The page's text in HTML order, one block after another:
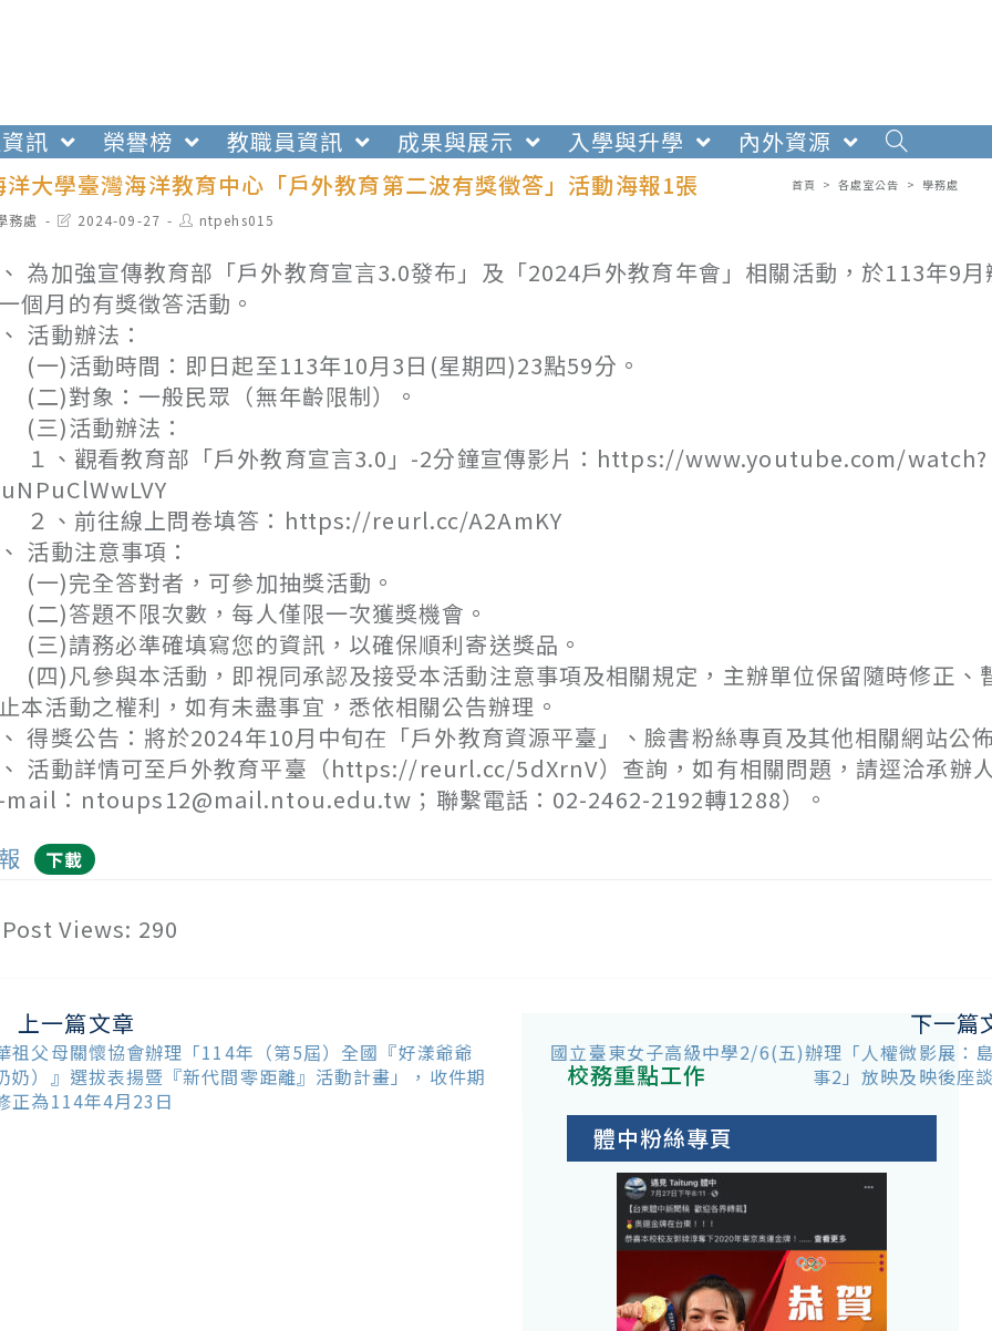
訊 榮譽榜 教職員資訊 成果與展示 入學與升學
內外資源
大學臺灣海洋教育中心「戶外教育第二波有獎徵答」活動海報1張
首頁 > 各處室公告 > 學務處
務處
Post2024-09-27
Post
author:
ntpehs015
為加強宣傳教育部「戶外教育宣言3.0發布」及「2024戶外教育年會」相關活動，於113年9
個月的有獎徵答活動。
活動辦法：
)活動時間：即日起至113年10月3日(星期四)23點59分。
)對象：一般民眾（無年齡限制）。
)活動辦法：
、觀看教育部「戶外教育宣言3.0」-2分鐘宣傳影片：https://www.youtube.com/watch?
、前往線上問卷填答：https://reurl.cc/A2AmKY
活動注意事項：
)完全答對者，可參加抽獎活動。
)答題不限次數，每人僅限一次獲獎機會。
)請務必準確填寫您的資訊，以確保順利寄送獎品。
)凡參與本活動，即視同承認及接受本活動注意事項及相關規定，主辦單位保留隨時修正、
本活動之權利，如有未盡事宜，悉依相關公告辦理。
得獎公告：將於2024年10月中旬在「戶外教育資源平臺」、臉書粉絲專頁及其他相關網站公
活動詳情可至戶外教育平臺（https://reurl.cc/5dXrnV）查詢，如有相關問題，請逕洽承辦
mail：ntoups12@mail.ntou.edu.tw；聯繫電話：02-2462-2192轉1288）。
下載
Post Views: 290
上一篇文章
祖父母關懷協會辦理「114年（第5屆）全國『好漾爺爺
奶奶）』選拔表揚暨『新代間零距離』活動計畫」，收件期
正為114年4月23日
下一篇
國立臺東女子高級中學2/6(五)辦理「人權微影展：
事2」放映及映後座
校務重點工作
體中粉絲專頁